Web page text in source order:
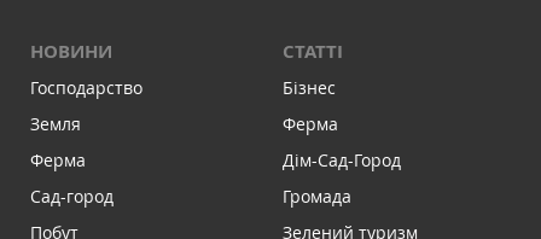
НОВИНИ
Господарство
Земля
Ферма
Сад-город
Побут
СТАТТІ
Бізнес
Ферма
Дім-Сад-Город
Громада
Зелений туризм